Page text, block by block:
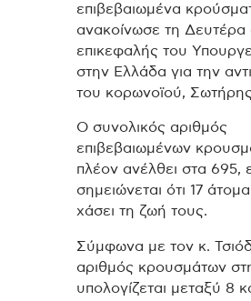
επιβεβαιωμένα
ανακοίνωσε τη Δευτέρα
επικεφαλής του
στην Ελλάδα για την
του κορωνοϊού,
Ο συνολικός αριθμός
επιβεβαιωμένων
πλέον ανέλθει στα 695,
σημειώνεται ότι 17
χάσει τη ζωή τους.
Σύμφωνα με τον κ.
αριθμός κρουσμάτων
υπολογίζεται μεταξύ 8